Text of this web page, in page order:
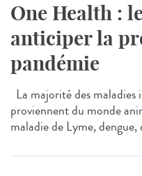
One Health :
anticiper la
pandémie
La majorité des maladies
proviennent du monde
maladie de Lyme,